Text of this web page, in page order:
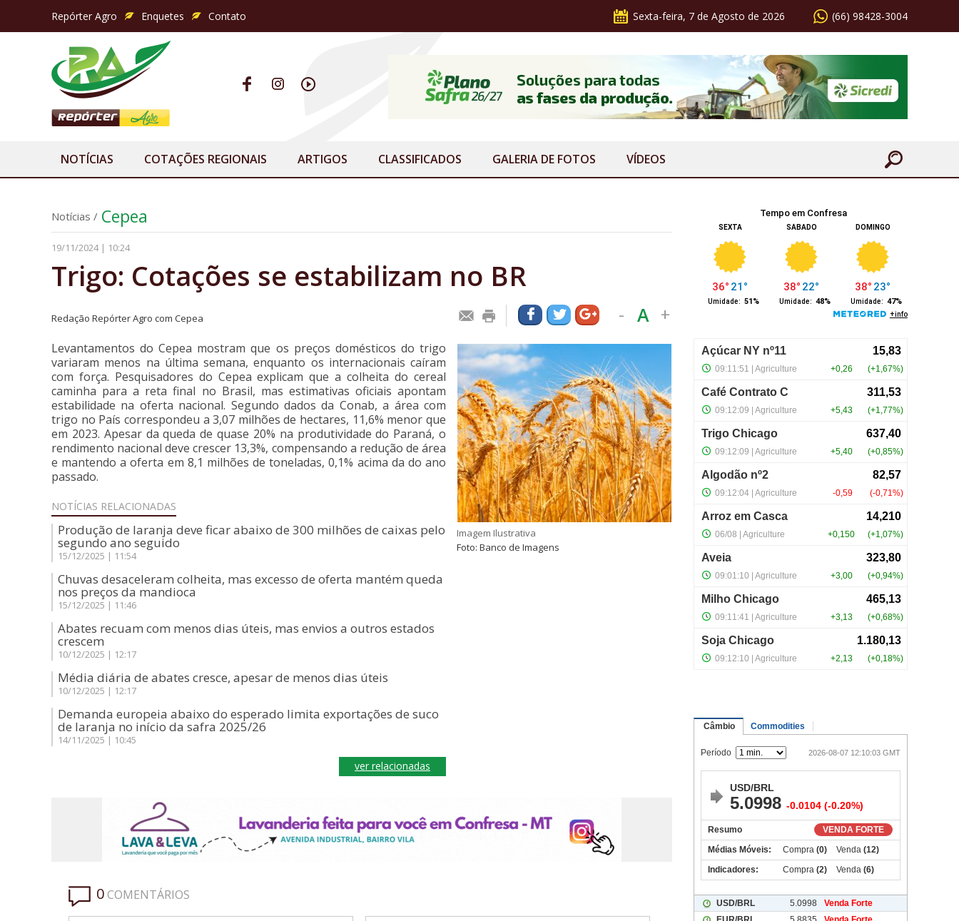
Sexta-feira, 7 de Agosto de 2026 (66) 98428-3004
Repórter Agro Enquetes Contato
NOTÍCIAS COTAÇÕES REGIONAIS ARTIGOS CLASSIFICADOS GALERIA DE FOTOS VÍDEOS
Notícias / Cepea
19/11/2024 | 10:24
Trigo: Cotações se estabilizam no BR
Redação Repórter Agro com Cepea - A +
Imagem Ilustrativa
Foto: Banco de Imagens
Levantamentos do Cepea mostram que os preços domésticos do trigo
variaram menos na última semana, enquanto os internacionais caíram
com força. Pesquisadores do Cepea explicam que a colheita do cereal
caminha para a reta final no Brasil, mas estimativas oficiais apontam
estabilidade na oferta nacional. Segundo dados da Conab, a área com
trigo no País correspondeu a 3,07 milhões de hectares, 11,6% menor que
em 2023. Apesar da queda de quase 20% na produtividade do Paraná, o
rendimento nacional deve crescer 13,3%, compensando a redução de área
e mantendo a oferta em 8,1 milhões de toneladas, 0,1% acima da do ano
passado.
NOTÍCIAS RELACIONADAS
Produção de laranja deve ficar abaixo de 300 milhões de caixas pelo
segundo ano seguido
15/12/2025 | 11:54
Chuvas desaceleram colheita, mas excesso de oferta mantém queda
nos preços da mandioca
15/12/2025 | 11:46
Abates recuam com menos dias úteis, mas envios a outros estados
crescem
10/12/2025 | 12:17
Média diária de abates cresce, apesar de menos dias úteis
10/12/2025 | 12:17
Demanda europeia abaixo do esperado limita exportações de suco
de laranja no início da safra 2025/26
14/11/2025 | 10:45
ver relacionadas
0COMENTÁRIOS